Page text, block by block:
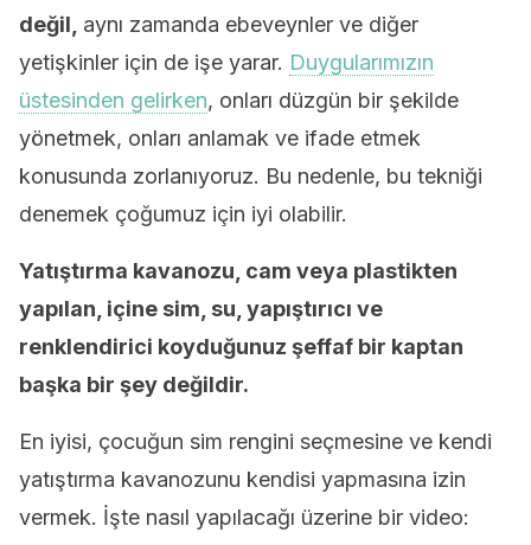
değil, aynı zamanda ebeveynler ve diğer
yetişkinler için de işe yarar. Duygularımızın
üstesinden gelirken, onları düzgün bir şekilde
yönetmek, onları anlamak ve ifade etmek
konusunda zorlanıyoruz. Bu nedenle, bu tekniği
denemek çoğumuz için iyi olabilir.
Yatıştırma kavanozu, cam veya plastikten
yapılan, içine sim, su, yapıştırıcı ve
renklendirici koyduğunuz şeffaf bir kaptan
başka bir şey değildir.
En iyisi, çocuğun sim rengini seçmesine ve kendi
yatıştırma kavanozunu kendisi yapmasına izin
vermek. İşte nasıl yapılacağı üzerine bir video: